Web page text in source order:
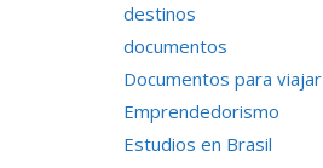
destinos
documentos
Documentos para viajar
Emprendedorismo
Estudios en Brasil